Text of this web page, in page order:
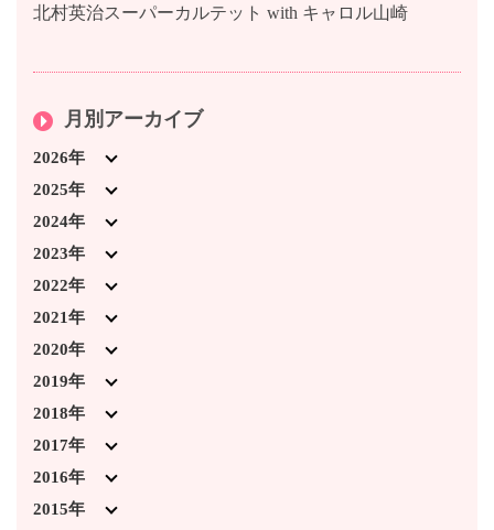
北村英治スーパーカルテット with キャロル山崎
月別アーカイブ
2026年
2026年7月 (3)
2026年4月 (1)
2026年3月 (5)
2026年2月 (2)
2026年1月 (2)
2025年
2025年12月 (5)
2025年11月 (1)
2025年10月 (3)
2025年9月 (5)
2025年8月 (2)
2025年7月 (4)
2025年6月 (3)
2025年3月 (1)
2025年2月 (5)
2025年1月 (1)
2024年
2024年12月 (3)
2024年11月 (4)
2024年10月 (2)
2024年9月 (6)
2024年7月 (5)
2024年4月 (1)
2024年3月 (4)
2024年2月 (3)
2024年1月 (5)
2023年
2023年12月 (6)
2023年11月 (8)
2023年10月 (3)
2023年9月 (6)
2023年8月 (2)
2023年7月 (2)
2023年6月 (1)
2023年4月 (1)
2022年
2022年12月 (6)
2022年11月 (7)
2022年10月 (5)
2022年9月 (5)
2022年8月 (5)
2022年7月 (1)
2022年3月 (2)
2021年
2021年12月 (5)
2021年11月 (5)
2021年10月 (2)
2021年9月 (2)
2021年7月 (4)
2021年6月 (2)
2020年
2020年12月 (4)
2020年11月 (2)
2020年10月 (1)
2020年3月 (2)
2020年2月 (2)
2019年
2019年12月 (2)
2019年11月 (3)
2019年10月 (5)
2019年9月 (3)
2018年
2018年12月 (7)
2018年11月 (2)
2018年10月 (6)
2017年
2017年12月 (1)
2017年11月 (1)
2016年
2016年12月 (2)
2015年